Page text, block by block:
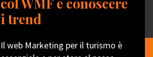
i trend
Il web Marketing per il turismo è